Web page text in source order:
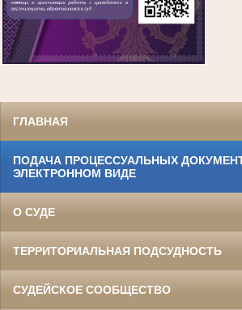
ГЛАВНАЯ
ПОДАЧА ПРОЦЕССУАЛЬНЫХ
ЭЛЕКТРОННОМ ВИДЕ
О СУДЕ
ТЕРРИТОРИАЛЬНАЯ ПОДСУДНОСТЬ
СУДЕЙСКОЕ СООБЩЕСТВО